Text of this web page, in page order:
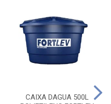
CAIXA DAGUA 500L